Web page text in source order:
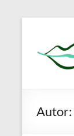
springen
Autor: